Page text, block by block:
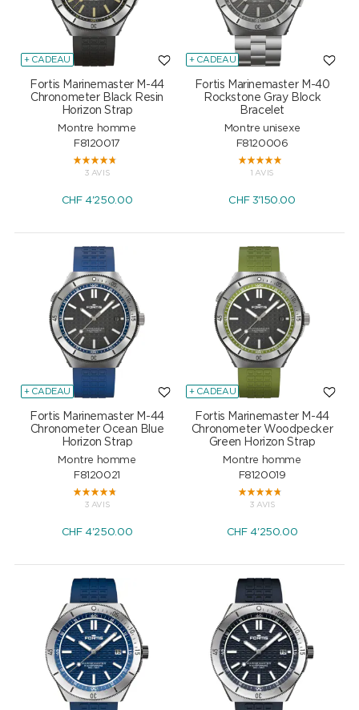
+ CADEAU
Fortis Marinemaster M-44
Chronometer Black Resin
Horizon Strap
Montre homme
F8120017
3 AVIS
CHF4'250.00
+ CADEAU
Fortis Marinemaster M-40
Rockstone Gray Block
Bracelet
Montre unisexe
F8120006
1 AVIS
CHF3'150.00
+ CADEAU
Fortis Marinemaster M-44
Chronometer Ocean Blue
Horizon Strap
Montre homme
F8120021
3 AVIS
CHF4'250.00
+ CADEAU
Fortis Marinemaster M-44
Chronometer Woodpecker
Green Horizon Strap
Montre homme
F8120019
3 AVIS
CHF4'250.00